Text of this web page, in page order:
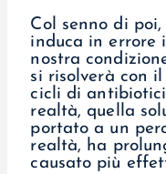
Col senno di
induca in errore
nostra
si risolverà con
cicli di
realtà, quella
portato a un
realtà, ha
causato più